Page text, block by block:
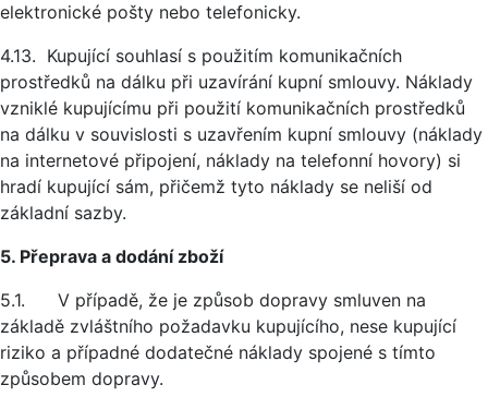
elektronické pošty nebo telefonicky.
4.13. Kupující souhlasí s použitím komunikačních
prostředků na dálku při uzavírání kupní smlouvy. Náklady
vzniklé kupujícímu při použití komunikačních prostředků
na dálku v souvislosti s uzavřením kupní smlouvy (náklady
na internetové připojení, náklady na telefonní hovory) si
hradí kupující sám, přičemž tyto náklady se neliší od
základní sazby.
5. Přeprava a dodání zboží
5.1. V případě, že je způsob dopravy smluven na
základě zvláštního požadavku kupujícího, nese kupující
riziko a případné dodatečné náklady spojené s tímto
způsobem dopravy.